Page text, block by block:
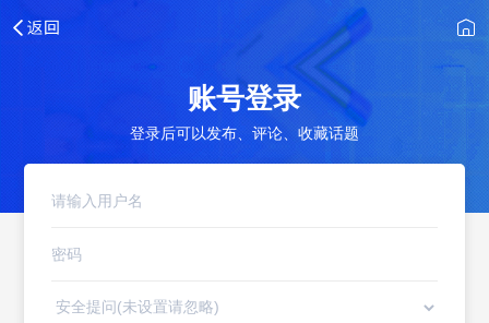
账号登录
登录后可以发布、评论、收藏话题